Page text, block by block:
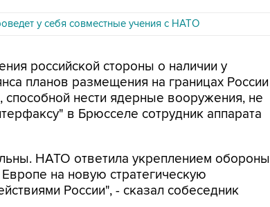
у себя совместные учения с НАТО
российской стороны о наличии у
планов размещения на границах России
способной нести ядерные вооружения, не
в Брюсселе сотрудник аппарата
НАТО ответила укреплением обороны
на новую стратегическую
России", - сказал собеседник